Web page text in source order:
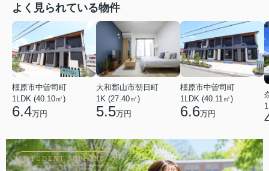
よく見られている物件
橿原市中曽司町
1LDK (40.10㎡)
6.4万円
大和郡山市朝日町
1K (27.40㎡)
5.5万円
橿原市中曽司町
1LDK (40.11㎡)
6.6万円
STUDENT SUPPORT